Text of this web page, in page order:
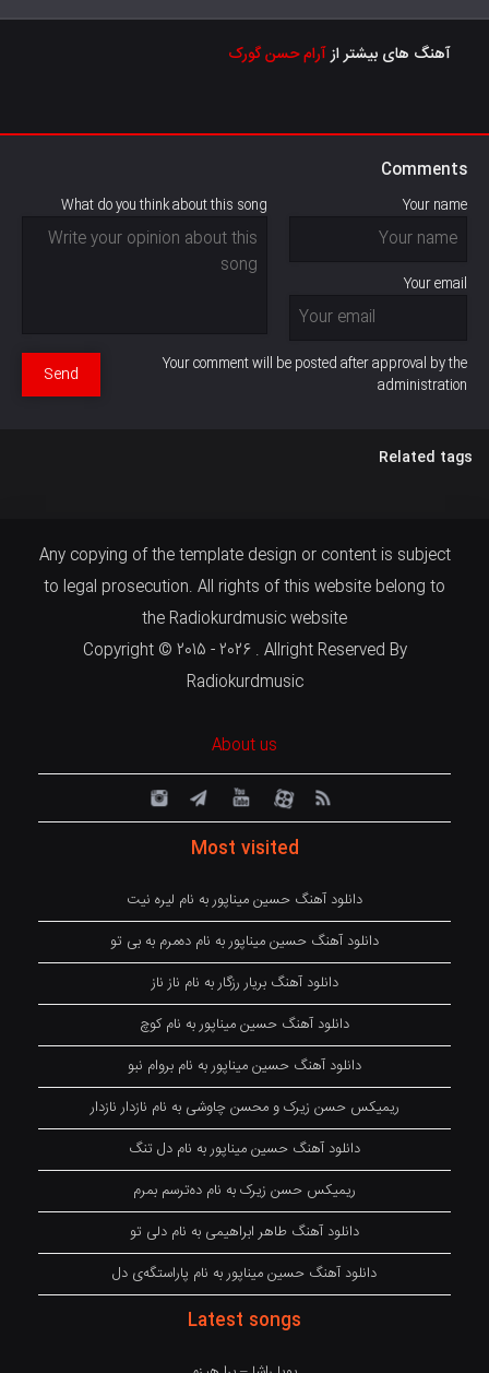
آهنگ های بیشتر ازآرام حسن گورک
Comments
Your name
Your email
What do you think about this song
Your comment will be posted after approval by the
administration
Send
Related tags
Any copying of the template design or content is subject
to legal prosecution. All rights of this website belong to
the Radiokurdmusic website
Copyright © 2015 - 2026 . Allright Reserved By
Radiokurdmusic
About us
Most visited
دانلود آهنگ حسین میناپور به نام لیره نیت
دانلود آهنگ حسین میناپور به نام دەمرم بە بی تو
دانلود آهنگ بریار رزگار به نام ناز ناز
دانلود آهنگ حسین میناپور به نام کوچ
دانلود آهنگ حسین میناپور به نام بروام نبو
ریمیکس حسن زیرک و محسن چاوشی به نام نازدار نازدار
دانلود آهنگ حسین میناپور به نام دل تنگ
ریمیکس حسن زیرک به نام دەترسم بمرم
دانلود آهنگ طاهر ابراهیمی به نام دلی تو
دانلود آهنگ حسین میناپور به نام پاراستگەی دل
Latest songs